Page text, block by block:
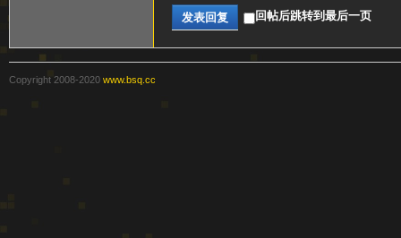
发表回复 回帖后跳转到最后一页
Copyright 2008-2020 www.bsq.cc